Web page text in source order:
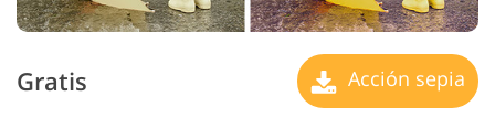
Gratis Acción sepia